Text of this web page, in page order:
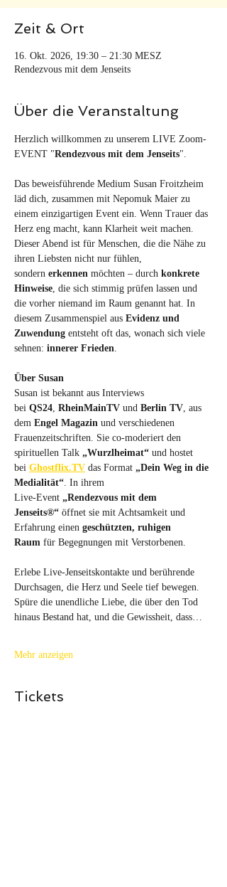
Zeit & Ort
16. Okt. 2026, 19:30 – 21:30 MESZ
Rendezvous mit dem Jenseits
Über die Veranstaltung
Herzlich willkommen zu unserem LIVE Zoom-
EVENT "Rendezvous mit dem Jenseits".
Das beweisführende Medium Susan Froitzheim
läd dich, zusammen mit Nepomuk Maier zu
einem einzigartigen Event ein. Wenn Trauer das
Herz eng macht, kann Klarheit weit machen.
Dieser Abend ist für Menschen, die die Nähe zu
ihren Liebsten nicht nur fühlen,
sondern erkennen möchten – durch konkrete
Hinweise, die sich stimmig prüfen lassen und
die vorher niemand im Raum genannt hat. In
diesem Zusammenspiel aus Evidenz und
Zuwendung entsteht oft das, wonach sich viele
sehnen: innerer Frieden.
Über Susan
Susan ist bekannt aus Interviews
bei QS24, RheinMainTV und Berlin TV, aus
dem Engel Magazin und verschiedenen
Frauenzeitschriften. Sie co‑moderiert den
spirituellen Talk „Wurzlheimat“ und hostet
bei Ghostflix.TV das Format „Dein Weg in die
Medialität“. In ihrem
Live‑Event „Rendezvous mit dem
Jenseits®“ öffnet sie mit Achtsamkeit und
Erfahrung einen geschützten, ruhigen
Raum für Begegnungen mit Verstorbenen.
Erlebe Live-Jenseitskontakte und berührende
Durchsagen, die Herz und Seele tief bewegen.
Spüre die unendliche Liebe, die über den Tod
hinaus Bestand hat, und die Gewissheit, dass…
Mehr anzeigen
Tickets